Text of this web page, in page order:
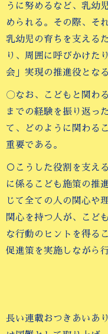
うに努めるなど、乳幼
められる。その際、そ
乳幼児の育ちを支える
り、周囲に呼びかけた
会」実現の推進役とな
〇なお、こどもと関わ
までの経験を振り返っ
て、どのように関わる
重要である。
○こうした役割を支え
に係るこども施策の推
じて全ての人の関心や
関心を持つ人が、こど
な行動のヒントを得る
促進策を実施しながら
長い連載おつきあいあ